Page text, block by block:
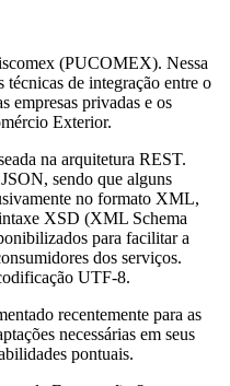
(PUCOMEX). Nessa
de integração entre o
empresas privadas e os
Exterior.
na arquitetura REST.
sendo que alguns
no formato XML,
XSD (XML Schema
para facilitar a
dos serviços.
UTF-8.
recentemente para as
necessárias em seus
pontuais.